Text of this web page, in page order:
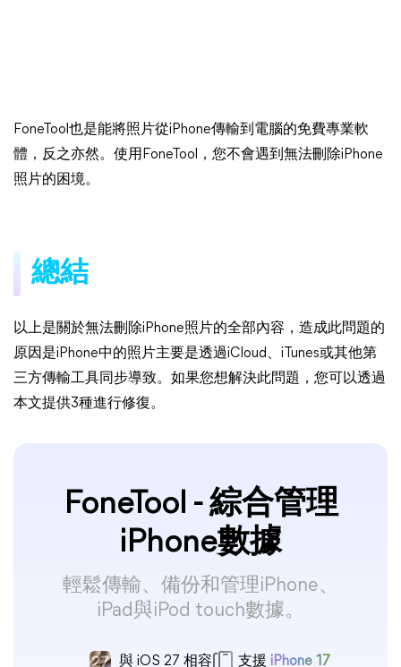
FoneTool也是能將照片從iPhone傳輸到電腦的免費專業軟
體，反之亦然。使用FoneTool，您不會遇到無法刪除iPhone
照片的困境。
總結
以上是關於無法刪除iPhone照片的全部內容，造成此問題的
原因是iPhone中的照片主要是透過iCloud、iTunes或其他第
三方傳輸工具同步導致。如果您想解決此問題，您可以透過
本文提供3種進行修復。
FoneTool - 綜合管理
iPhone數據
輕鬆傳輸、備份和管理iPhone、
iPad與iPod touch數據。
與 iOS 27 相容 支援 iPhone 17